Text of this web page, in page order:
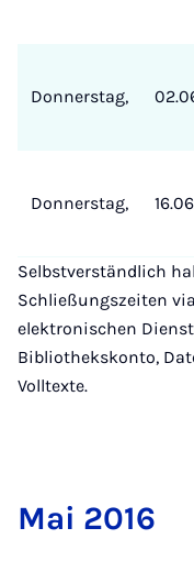
Donnerstag,
Donnerstag,
Selbstverständlich
Schließungszeiten
elektronischen
Bibliothekskonto,
Volltexte.
Mai 2016